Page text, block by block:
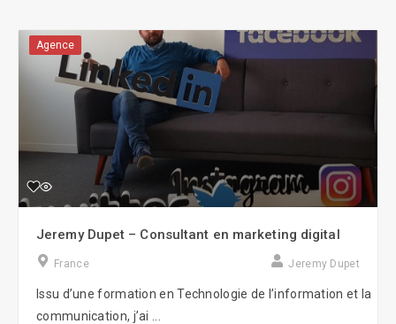
Agence
Jeremy Dupet – Consultant en marketing digital
France Jeremy Dupet
Issu d’une formation en Technologie de l’information et la
communication, j’ai ...